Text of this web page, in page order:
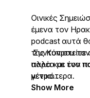
Οινικές
έμενα τον
podcast αυτά
της Κύπρου
αλλα και τον
γενικότερα.
Συντονιστείτε
παρέα με ένα
μέτρο...
Show More